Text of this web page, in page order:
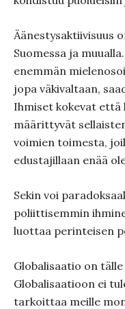
Äänestysaktiivisuus
Suomessa ja
enemmän
jopa väkivaltaan,
Ihmiset kokevat että
määrittyvät
voimien toimesta,
edustajillaan enää
Sekin voi
poliittisemmin
luottaa perinteisen
Globalisaatio on
Globalisaatioon ei
tarkoittaa meille